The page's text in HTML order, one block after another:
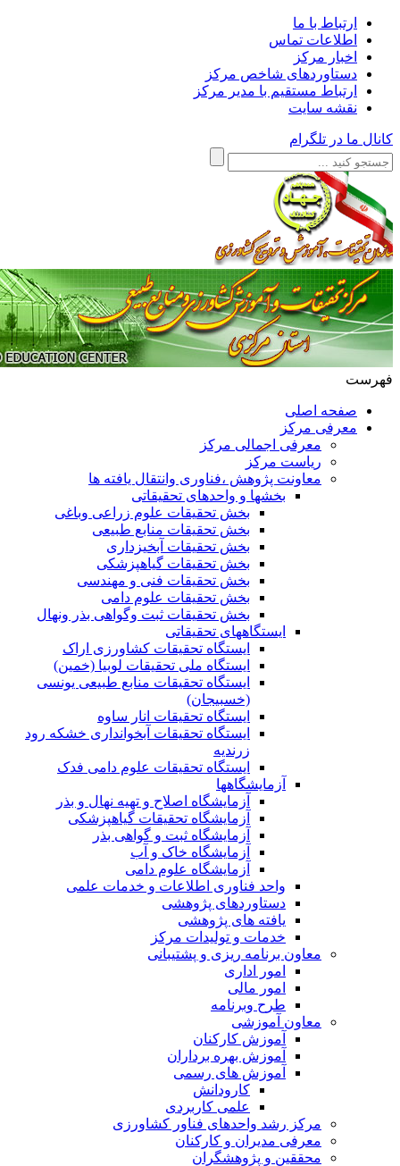
ارتباط با ما
اطلاعات تماس
اخبار مرکز
دستاوردهای شاخص مرکز
ارتباط مستقیم با مدیر مرکز
نقشه سایت
کانال ما در تلگرام
فهرست
صفحه اصلی
معرفی مرکز
معرفی اجمالی مرکز
ریاست مرکز
معاونت پژوهش ،فناوری وانتقال یافته ها
بخشها و واحدهای تحقیقاتی
بخش تحقیقات علوم زراعی وباغی
بخش تحقیقات منابع طبیعی
بخش تحقیقات آبخیزداری
بخش تحقیقات گیاهپزشکی
بخش تحقیقات فنی و مهندسی
بخش تحقیقات علوم دامی
بخش تحقیقات ثبت وگواهی بذر ونهال
ایستگاههای تحقیقاتی
ایستگاه تحقیقات کشاورزی اراک
ایستگاه ملی تحقیقات لوبیا (خمین)
ایستگاه تحقیقات منابع طبیعی یونسی
(خسبیجان)
ایستگاه تحقیقات انار ساوه
ایستگاه تحقیقات آبخوانداری خشکه رود
زرندیه
ایستگاه تحقیقات علوم دامی فدک
آزمایشگاهها
آزمایشگاه اصلاح و تهیه نهال و بذر
آزمایشگاه تحقیقات گیاهپزشکی
آزمایشگاه ثبت و گواهی بذر
آزمایشگاه خاک و آب
آزمایشگاه علوم دامی
واحد فناوری اطلاعات و خدمات علمی
دستاوردهای پژوهشی
یافته های پژوهشی
خدمات و تولیدات مرکز
معاون برنامه ریزی و پشتیبانی
امور اداری
امور مالی
طرح وبرنامه
معاون آموزشی
آموزش کارکنان
آموزش بهره برداران
آموزش های رسمی
کارودانش
علمی کاربردی
مرکز رشد واحدهای فناور کشاورزی
معرفی مدیران و کارکنان
محققین و پژوهشگران